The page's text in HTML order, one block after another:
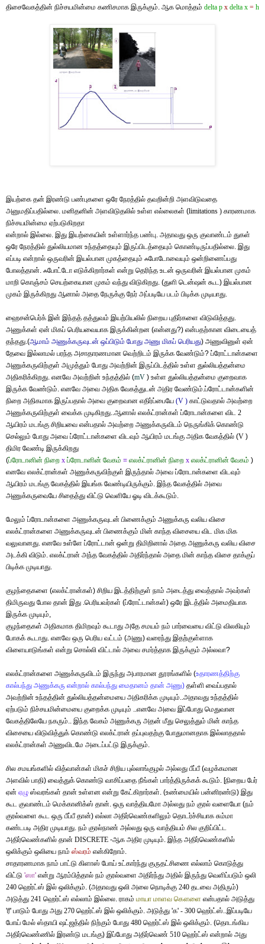
திசைவேகத்தின் நிச்சயமின்மை கணிசமாக இருக்கும். ஆக மொத்தம் delta p x delta x = h
இயற்கை தன் இரண்டு பண்புகளை ஒரே நேரத்தில் தவறின்றி அளவிடுவதை
அனுமதிப்பதில்லை. மனிதனின் அளவிடுதலில் உள்ள எல்லைகள் (limitations ) காரணமாக
நிச்சயமின்மை ஏற்படுகிறதா
என்றால் இல்லை. இது இயற்கையின் உள்ளார்ந்த பண்பு. அதாவது ஒரு குவாண்டம் துகள்
ஒரே நேரத்தில் துல்லியமான உந்தத்தையும் இருப்பிடத்தையும் கொண்டிருப்பதில்லை. இது
எப்படி என்றால் ஒருவரின் இயல்பான முகத்தையும் ஃபோடோவையும் ஒன்றிணைப்பது
போலத்தான். ஃபோட்டோ எடுக்கிறார்கள் என்று தெரிந்த உடன் ஒருவரின் இயல்பான முகம்
மாறி கொஞ்சம் செயற்கையான முகம் வந்து விடுகிறது. (துளி டென்ஷன் கூட) இயல்பான
முகம் இருக்கிறது ஆனால் அதை நேருக்கு நேர் அப்படியே படம் பிடிக்க முடியாது.
ஹைசன்பெர்க் இன் இந்தத் தத்துவம் இயற்பியலில் நிறைய புதிர்களை விடுவித்தது.
அணுக்கள் ஏன் மிகப் பெரியவையாக இருக்கின்றன (என்னது?) என்பதற்கான விடையைத்
தந்தது.(ஆமாம் அணுக்கருவுடன் ஒப்பிடும் போது அணு மிகப் பெரியது) அணுவினுள் ஏன்
தேவை இல்லாமல் பரந்த அசாதாரணமான வெற்றிடம் இருக்க வேண்டும்? ப்ரோட்டான்களை
அணுக்கருவிற்குள் அமுத்தும் போது அவற்றின் இருப்பிடத்தில் உள்ள துல்லியத்தன்மை
அதிகரிக்கிறது. எனவே அவற்றின் உந்தத்தில் (mV ) உள்ள துல்லியத்தன்மை குறைவாக
இருக்க வேண்டும். எனவே அவை அதிக வேகத்துடன் அதிர வேண்டும்.ப்ரோட்டான்களின்
நிறை அதிகமாக இருப்பதால் அவை குறைவான எதிர்ப்பையே (V ) காட்டுவதால் அவற்றை
அணுக்கருவிற்குள் வைக்க முடிகிறது..ஆனால் எலக்ட்ரான்கள் ப்ரோடான்களை விட
2
ஆயிரம் மடங்கு சிறியவை என்பதால் அவற்றை அணுக்கருவிடம் நெருங்கிக் கொண்டு
செல்லும் போது அவை ப்ரோட்டான்களை விடவும் ஆயிரம் மடங்கு அதிக வேகத்தில் (V )
திமிர வேண்டி இருக்கிறது
(ப்ரோடானின் நிறை x ப்ரோடானின் வேகம் = எலக்ட்ரானின் நிறை x எலக்ட்ரானின் வேகம் )
எனவே எலக்ட்ரான்கள் அணுக்கருவிற்குள் இருந்தால் அவை ப்ரோடான்களை விடவும்
ஆயிரம் மடங்கு வேகத்தில் இயங்க வேண்டியிருக்கும். இந்த வேகத்தில் அவை
அணுக்கருவையே சிதைத்து விட்டு வெளியே ஓடி விடக்கூடும்.
மேலும் ப்ரோடான்களை அணுக்கருவுடன் பிணைக்கும் அணுக்கரு வலிய விசை
எலக்ட்ரான்களை அணுக்கருவுடன் பிணைக்கும் மின் காந்த விசையை விட மிக மிக
வலுவானது. எனவே உள்ளே ப்ரோட்டான் ஒன்று திமிறினால் அதை அணுக்கரு வலிய விசை
அடக்கி விடும். எலக்ட்ரான் அந்த வேகத்தில் அதிர்ந்தால் அதை மின் காந்த விசை தாக்குப்
பிடிக்க முடியாது.
குழந்தைகளை (எலக்ட்ரான்கள்) சிறிய இடத்திற்குள் நாம் அடைத்து வைத்தால் அவர்கள்
திமிருவது போல தான் இது .பெரியவர்கள் (ப்ரோட்டான்கள்) ஒரே இடத்தில் அமைதியாக
இருக்க முடியும்,
குழந்தைகள் அதிகமாக திமிறவும் கூடாது அதே சமயம் நம் பார்வையை விட்டு விலகியும்
போகக் கூடாது. எனவே ஒரு பெரிய வட்டம் (அணு) வரைந்து இதற்குள்ளாக
விளையாடுங்கள் என்று சொல்லி விட்டால் அவை சமர்த்தாக இருக்கும் அல்லவா?
எலக்ட்ரான்களை அணுக்கருவிடம் இருந்து அபாரமான தூரங்களில் (உதாரணத்திற்கு
கால்பந்து அணுக்கரு என்றால் கால்பந்து மைதானம் தான் அணு) தள்ளி வைப்பதால்
அவற்றின் உந்தத்தின் துல்லியத்தன்மையை அதிகரிக்க முடியும்..அதாவது உந்தத்தில்
ஏற்படும் நிச்சயமின்மையை குறைக்க முடியும் ..எனவே அவை இப்போது மெதுவான
வேகத்திலேயே நகரும்.. இந்த வேகம் அணுக்கரு அதன் மீது செலுத்தும் மின் காந்த
விசையை விடுவித்துக் கொண்டு எலக்ட்ரான் தப்புவதற்கு போதுமானதாக இல்லாததால்
எலக்ட்ரான்கள் அணுவிடமே அடைப்பட்டு இருக்கும்.
சில சமயங்களில் வித்வான்கள் மிகச் சிறிய புல்லாங்குழல் அல்லது பீப்பீ (வழக்கமான
அளவில் பாதி) வைத்துக் கொண்டு வாசிப்பதை நீங்கள் பார்த்திருக்கக் கூடும். [நிறைய பேர்
ஏன் ஏழு ஸ்வரங்கள் தான் உள்ளன என்று கேட்கிறார்கள். (உண்மையில் பன்னிரண்டு) இது
கூட குவாண்டம் மெக்கானிக்ஸ் தான். ஒரு வாத்தியமோ அல்லது நம் குரல் வளையோ (நம்
குரல்வளை கூட ஒரு பீப்பீ தான்) எல்லா அதிர்வெண்களிலும் தொடர்ச்சியாக சும்மா
கண்டபடி அதிர முடியாது. நம் குரல்நாண் அல்லது ஒரு வாத்தியம் சில குறிப்பிட்ட
அதிர்வெண்களில் தான் DISCRETE -ஆக அதிர முடியும். இந்த அதிர்வெண்களில்
ஒலிக்கும் ஒலியை நாம் ஸ்வரம் என்கிறோம்.
சாதாரணமாக நாம் பாட்டு கிளாஸ் போய் உட்கார்ந்து குருதட்சிணை எல்லாம் கொடுத்து
விட்டு 'ஸா' என்று ஆரம்பித்தால் நம் குரல்வளை அதிர்ந்து அதில் இருந்து வெளிப்படும் ஒலி
240 ஹெர்ட்ஸ் இல் ஒலிக்கும். (அதாவது ஒலி அலை நொடிக்கு 240 தடவை அதிரும்)
அடுத்து 241 ஹெர்ட்ஸ் எல்லாம் இல்லை. ராகம் மாயா மாளவ கௌளை என்பதால் அடுத்து
'ரீ' பாடும் போது அது 270 ஹெர்ட்ஸ் இல் ஒலிக்கும். அடுத்து 'க' - 300 ஹெர்ட்ஸ்..இப்படியே
போய் மேல் ஸ்தாயி ஷட்ஜத்தில் நிற்கும் போது 480 ஹெர்ட்ஸ் இல் ஒலிக்கும். (தொடங்கிய
அதிர்வெண்ணில் இரண்டு மடங்கு) இப்போது அதிர்வெண் 510 ஹெர்ட்ஸ் என்றால் அது